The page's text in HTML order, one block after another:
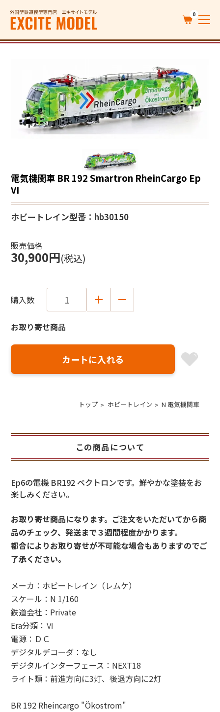
0
電気機関車 BR 192 Smartron RheinCargo Ep
VI
ホビートレイン型番：hb30150
販売価格
30,900円(税込)
購入数
お取り寄せ商品
トップ ホビートレイン N 電気機関車
この商品について
Ep6の電機 BR192 ベクトロンです。鮮やかな塗装をお
楽しみください。
お取り寄せ商品になります。ご注文をいただいてから商
品のチェック、発送まで３週間程度かかります。
都合によりお取り寄せが不可能な場合もありますのでご
了承ください。
メーカ：ホビートレイン（レムケ）
スケール：N 1/160
鉄道会社：Private
Era分類：Ⅵ
電源：ＤＣ
デジタルデコーダ：なし
デジタルインターフェース：NEXT18
ライト類：前進方向に3灯、後退方向に2灯
BR 192 Rheincargo "Ökostrom"